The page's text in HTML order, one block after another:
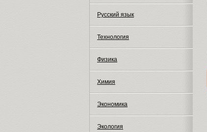
Русский язык
Технология
Физика
Химия
Экономика
Экология